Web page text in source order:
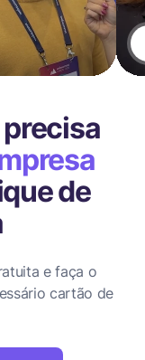
de
e faça o
cartão de